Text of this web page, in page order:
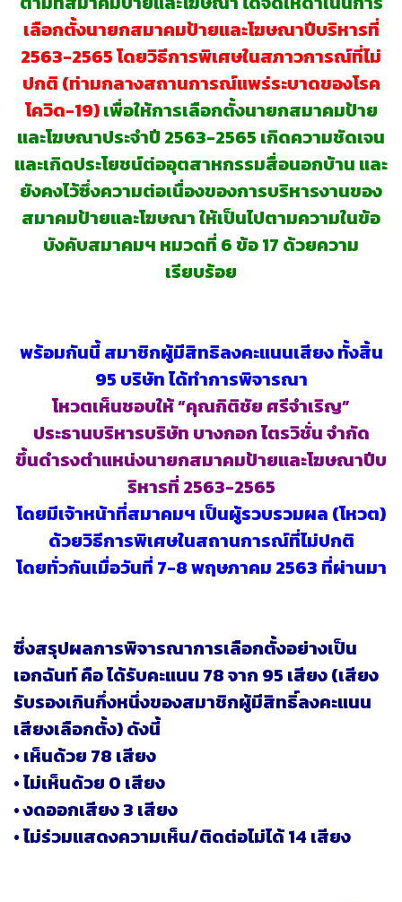
เลือกตั้งนายกสมาคมป้ายและโฆษณาปีบริหารที่
2563-2565 โดยวิธีการพิเศษในสภาวการณ์ที่ไม่
ปกติ (ท่ามกลางสถานการณ์แพร่ระบาดของโรค
โควิด-19)เพื่อให้การเลือกตั้งนายกสมาคมป้าย
และโฆษณาประจำปี 2563-2565 เกิดความชัดเจน
และเกิดประโยชน์ต่ออุตสาหกรรมสื่อนอกบ้าน และ
ยังคงไว้ซึ่งความต่อเนื่องของการบริหารงานของ
สมาคมป้ายและโฆษณา ให้เป็นไปตามความในข้อ
บังคับสมาคมฯ หมวดที่ 6 ข้อ 17 ด้วยความ
เรียบร้อย
พร้อมกันนี้ สมาชิกผู้มีสิทธิลงคะแนนเสียง ทั้งสิ้น
95 บริษัท ได้ทำการพิจารณา
โหวตเห็นชอบให้ “คุณกิติชัย ศรีจำเริญ”
ประธานบริหารบริษัท บางกอก ไตรวิชั่น จำกัด
ขึ้นดำรงตำแหน่งนายกสมาคมป้ายและโฆษณาปีบ
ริหารที่ 2563-2565
โดยมีเจ้าหน้าที่สมาคมฯ เป็นผู้รวบรวมผล (โหวต)
ด้วยวิธีการพิเศษในสถานการณ์ที่ไม่ปกติ
โดยทั่วกันเมื่อวันที่ 7-8 พฤษภาคม 2563 ที่ผ่านมา
ซึ่งสรุปผลการพิจารณาการเลือกตั้งอย่างเป็น
เอกฉันท์ คือ ได้รับคะแนน 78 จาก 95 เสียง (เสียง
รับรองเกินกึ่งหนึ่งของสมาชิกผู้มีสิทธิ์ลงคะแนน
เสียงเลือกตั้ง) ดังนี้
• เห็นด้วย 78 เสียง
• ไม่เห็นด้วย 0 เสียง
• งดออกเสียง 3 เสียง
• ไม่ร่วมแสดงความเห็น/ติดต่อไม่ได้ 14 เสียง